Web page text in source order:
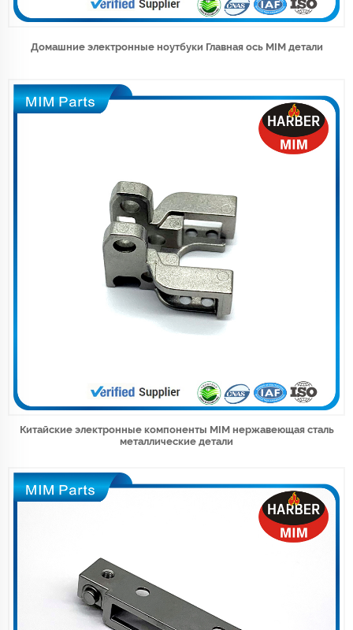
Домашние электронные ноутбуки Главная ось MIM детали
Китайские электронные компоненты MIM нержавеющая сталь
металлические детали